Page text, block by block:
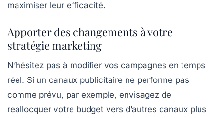
maximiser leur efficacité.
Apporter des changements à votre
stratégie marketing
N’hésitez pas à modifier vos campagnes en temps
réel. Si un canaux publicitaire ne performe pas
comme prévu, par exemple, envisagez de
reallocquer votre budget vers d’autres canaux plus